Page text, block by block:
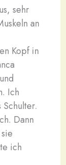
sehr
an
Kopf in
Ich
Dann
ich